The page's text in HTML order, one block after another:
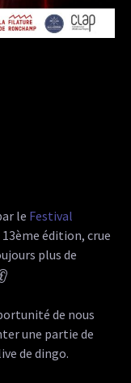
le Festival
édition, crue
plus de
de nous
une partie de
de dingo.